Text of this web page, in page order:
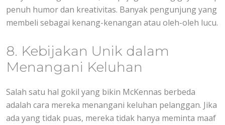
penuh humor dan kreativitas. Banyak pengunjung yang
membeli sebagai kenang-kenangan atau oleh-oleh lucu.
8. Kebijakan Unik dalam
Menangani Keluhan
Salah satu hal gokil yang bikin McKennas berbeda
adalah cara mereka menangani keluhan pelanggan. Jika
ada yang tidak puas, mereka tidak hanya meminta maaf